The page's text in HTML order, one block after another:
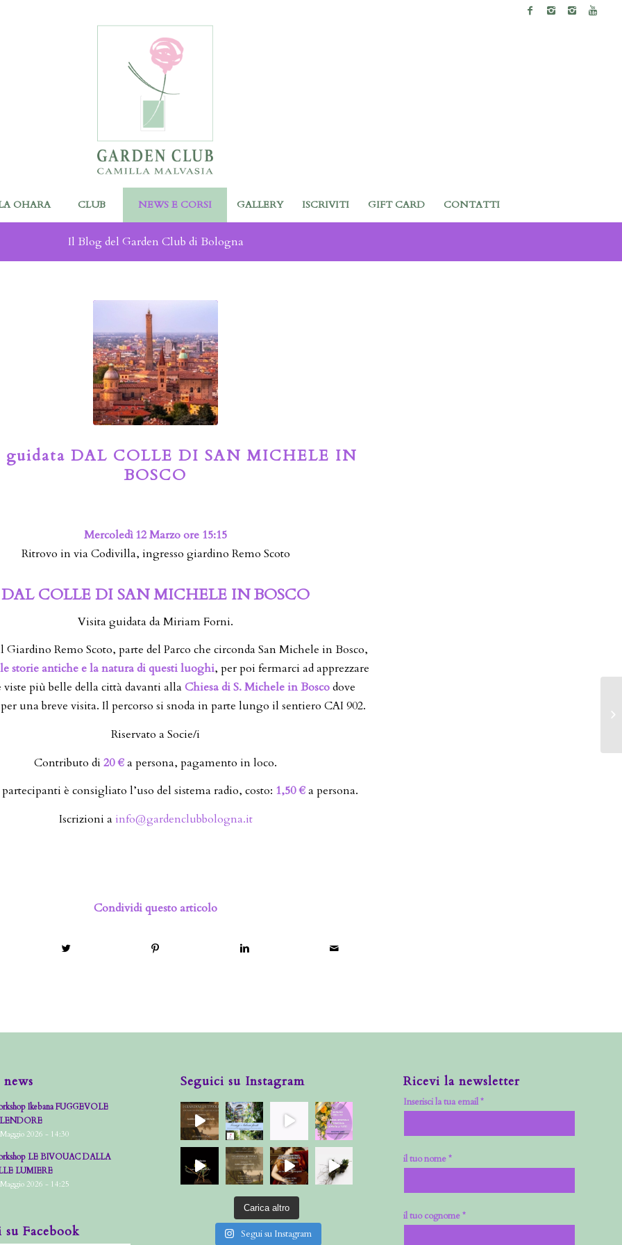
OHARA CLUB NEWS E CORSI GALLERY ISCRIVITI GIFT CARD CONTATTI
Il Blog del Garden Club di Bologna
guidata DAL COLLE DI SAN MICHELE IN
BOSCO
Mercoledì 12 Marzo ore 15:15
Ritrovo in via Codivilla, ingresso giardino Remo Scoto
DAL COLLE DI SAN MICHELE IN BOSCO
Visita guidata da Miriam Forni.
Giardino Remo Scoto, parte del Parco che circonda San Michele in Bosco,
le storie antiche e la natura di questi luoghi, per poi fermarci ad apprezzare
viste più belle della città davanti alla Chiesa di S. Michele in Boscodove
una breve visita. Il percorso si snoda in parte lungo il sentiero CAI 902.
Riservato a Socie/i
Contributo di 20 €a persona, pagamento in loco.
è consigliato l’uso del sistema radio, costo: 1,50 €a persona.
Iscrizioni a info@gardenclubbologna.it
Condividi questo articolo
Ikebana FUGGEVOLE
2026 - 14:30
LE BIVOUAC DALLA
LUMIERE
2026 - 14:25
su Facebook
Seguici su Instagram
Carica altro
Segui su Instagram
Ricevi la newsletter
Inserisci la tua email *
il tuo nome *
il tuo cognome *